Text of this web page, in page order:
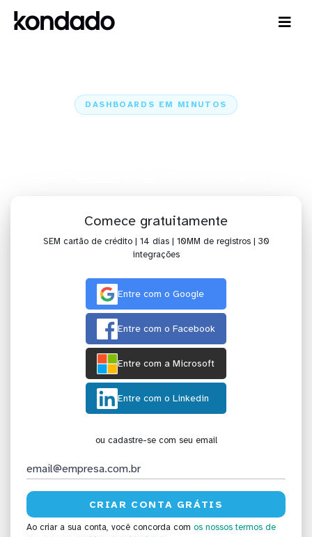
DASHBOARDS EM MINUTOS
Comece gratuitamente
SEM cartão de crédito | 14 dias | 10MM de registros | 30
integrações
Entre com o Google
Entre com o Facebook
Entre com a Microsoft
Entre com o Linkedin
ou cadastre-se com seu email
Ao criar a sua conta, você concorda com os nossos termos de